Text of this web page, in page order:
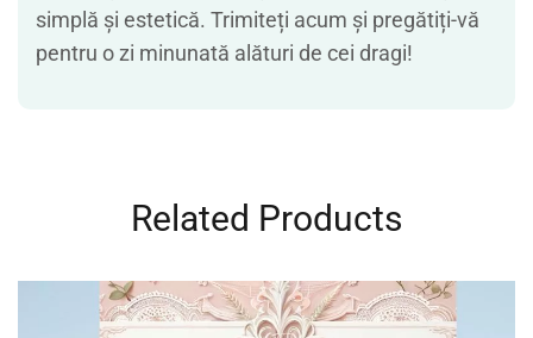
simplă și estetică. Trimiteți acum și pregătiți-vă
pentru o zi minunată alături de cei dragi!
Related Products